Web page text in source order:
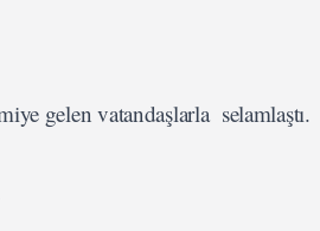
gelen vatandaşlarla selamlaştı.